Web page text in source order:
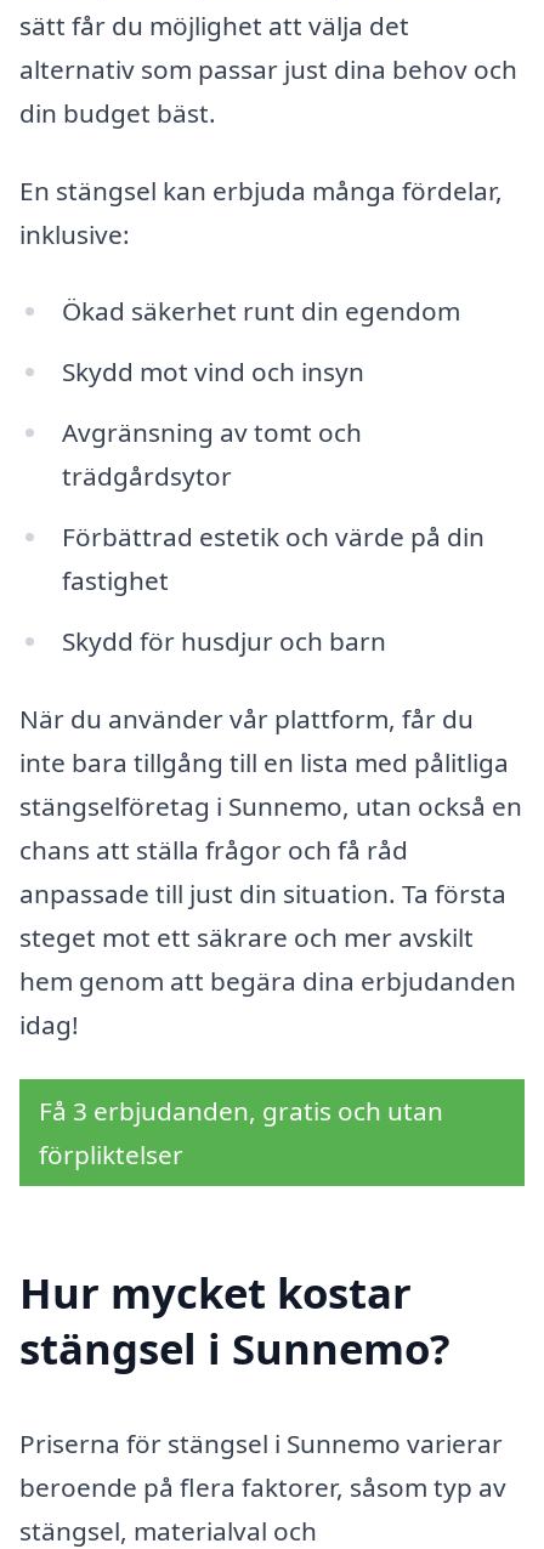
sätt får du möjlighet att välja det
alternativ som passar just dina behov och
din budget bäst.
En stängsel kan erbjuda många fördelar,
inklusive:
Ökad säkerhet runt din egendom
Skydd mot vind och insyn
Avgränsning av tomt och
trädgårdsytor
Förbättrad estetik och värde på din
fastighet
Skydd för husdjur och barn
När du använder vår plattform, får du
inte bara tillgång till en lista med pålitliga
stängselföretag i Sunnemo, utan också en
chans att ställa frågor och få råd
anpassade till just din situation. Ta första
steget mot ett säkrare och mer avskilt
hem genom att begära dina erbjudanden
idag!
Få 3 erbjudanden, gratis och utan
förpliktelser
Hur mycket kostar
stängsel i Sunnemo?
Priserna för stängsel i Sunnemo varierar
beroende på flera faktorer, såsom typ av
stängsel, materialval och